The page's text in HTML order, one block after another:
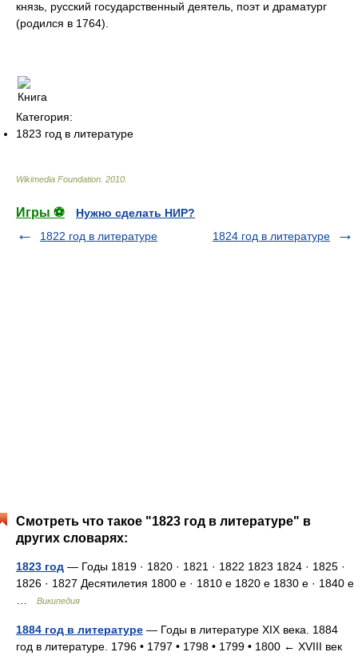
князь, русский государственный деятель, поэт и драматург
(родился в 1764).
Категория:
1823 год в литературе
Wikimedia Foundation 2010
Игры ⚽
Нужно сделать НИР?
1822 год в литературе
1824 год в литературе
Смотреть что такое "1823 год в литературе" в
других словарях:
1823 год — Годы 1819 · 1820 · 1821 · 1822 1823 1824 · 1825 ·
1826 · 1827 Десятилетия 1800 е · 1810 е 1820 е 1830 е · 1840 е
Википедия
1884 год в литературе — Годы в литературе XIX века. 1884
год в литературе. 1796 • 1797 • 1798 • 1799 • 1800 ← XVIII век